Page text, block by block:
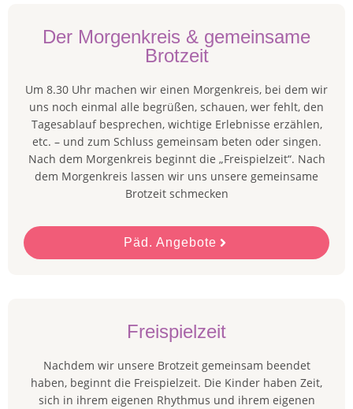
Der Morgenkreis & gemeinsame
Brotzeit
Um 8.30 Uhr machen wir einen Morgenkreis, bei dem wir
uns noch einmal alle begrüßen, schauen, wer fehlt, den
Tagesablauf besprechen, wichtige Erlebnisse erzählen,
etc. – und zum Schluss gemeinsam beten oder singen.
Nach dem Morgenkreis beginnt die „Freispielzeit“. Nach
dem Morgenkreis lassen wir uns unsere gemeinsame
Brotzeit schmecken
Päd. Angebote
Freispielzeit
Nachdem wir unsere Brotzeit gemeinsam beendet
haben, beginnt die Freispielzeit. Die Kinder haben Zeit,
sich in ihrem eigenen Rhythmus und ihrem eigenen